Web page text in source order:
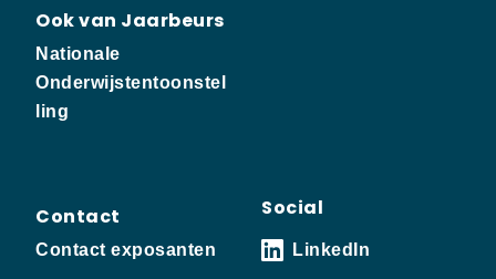
Ook van Jaarbeurs
Nationale
Onderwijstentoonstel
ling
Contact
Contact exposanten
Social
LinkedIn